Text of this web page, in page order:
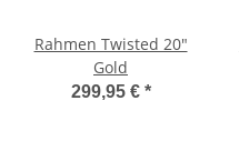
Rahmen Twisted 20"
Gold
299,95 € *